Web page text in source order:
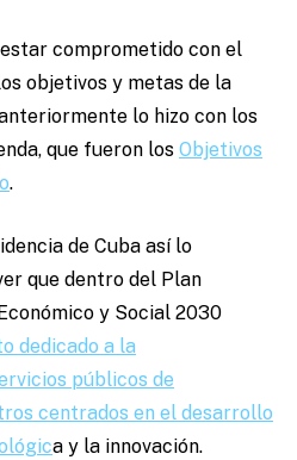
comprometido con el
objetivos y metas de la
lo hizo con los
que fueron los Objetivos
.
de Cuba así lo
que dentro del Plan
y Social 2030
dedicado a la
públicos de
centrados en el desarrollo
a y la innovación.